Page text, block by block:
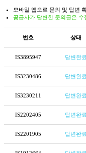
모바일 앱으로 문의 및 답변
공급사가 답변한 문의글은 수
번호 상태
IS3895947 답변완료
IS3230486 답변완료
IS3230211 답변완료
IS2202405 답변완료
IS2201905 답변완료